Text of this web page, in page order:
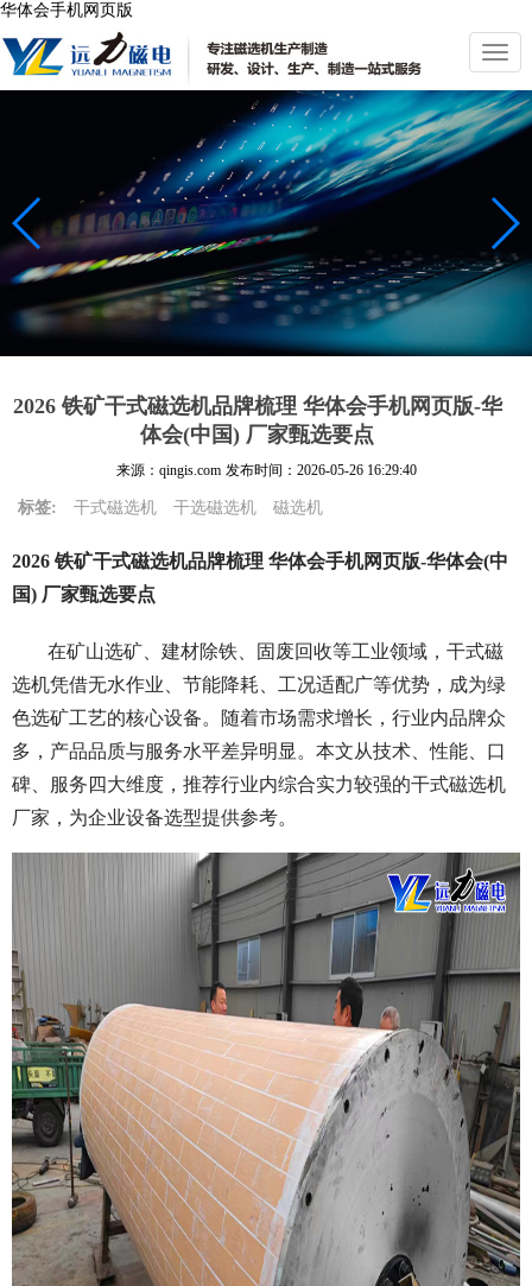
华体会手机网页版
切
换
导
航
2026 铁矿干式磁选机品牌梳理 华体会手机网页版-华
体会(中国) 厂家甄选要点
来源：qingis.com 发布时间： 2026-05-26 16:29:40
标签: 干式磁选机 干选磁选机 磁选机
2026 铁矿干式磁选机品牌梳理 华体会手机网页版-华体会(中
国) 厂家甄选要点
在矿山选矿、建材除铁、固废回收等工业领域，干式磁
选机凭借无水作业、节能降耗、工况适配广等优势，成为绿
色选矿工艺的核心设备。随着市场需求增长，行业内品牌众
多，产品品质与服务水平差异明显。本文从技术、性能、口
碑、服务四大维度，推荐行业内综合实力较强的干式磁选机
厂家，为企业设备选型提供参考。